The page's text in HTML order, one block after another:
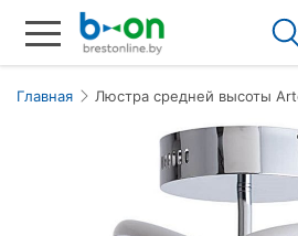
Главная Люстра средней высоты